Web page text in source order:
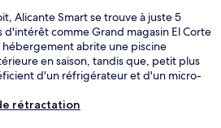
Alicante Smart se trouve à juste 5
comme Grand magasin El Corte
abrite une piscine
en saison, tandis que, petit plus
d'un réfrigérateur et d'un micro-
rétractation